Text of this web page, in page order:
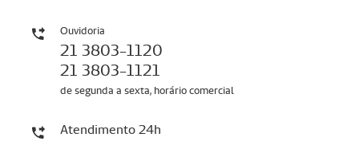
Ouvidoria
21 3803-1120
21 3803-1121
de segunda a sexta, horário comercial
Atendimento 24h